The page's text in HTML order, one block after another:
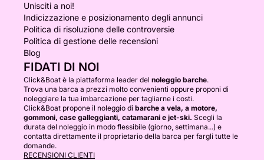
Unisciti a noi!
Indicizzazione e posizionamento degli annunci
Politica di risoluzione delle controversie
Politica di gestione delle recensioni
Blog
FIDATI DI NOI
Click&Boat è la piattaforma leader del noleggio barche.
Trova una barca a prezzi molto convenienti oppure proponi di
noleggiare la tua imbarcazione per tagliarne i costi.
Click&Boat propone il noleggio di barche a vela, a motore,
gommoni, case galleggianti, catamarani e jet-ski. Scegli la
durata del noleggio in modo flessibile (giorno, settimana...) e
contatta direttamente il proprietario della barca per fargli tutte le
domande.
RECENSIONI CLIENTI